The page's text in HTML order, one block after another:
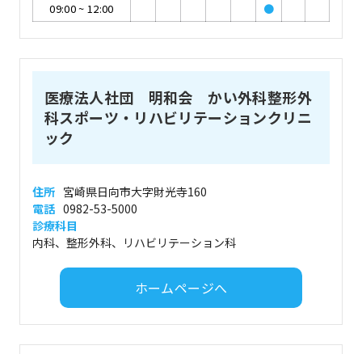
09:00~ 12:00 ●
医療法人社団 明和会 かい外科整形外
科スポーツ・リハビリテーションクリニ
ック
住所 宮崎県日向市大字財光寺160
電話 0982-53-5000
診療科目
内科、整形外科、リハビリテーション科
ホームページへ